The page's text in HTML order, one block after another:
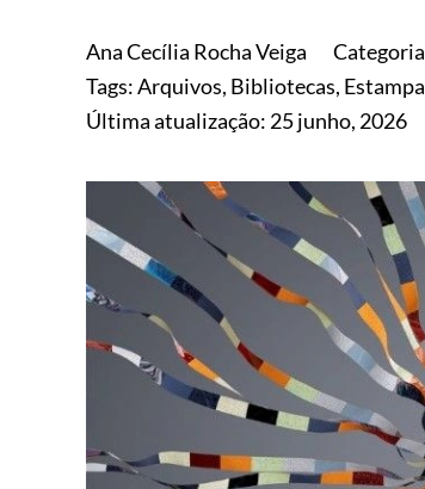
Ana Cecília Rocha Veiga
Tags:Arquivos, Bibliotecas,
Última atualização: 25 junho, 2026